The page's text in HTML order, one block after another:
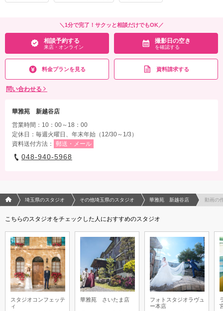
その他含むもの
撮影データ（トリミング・色味補正済み・5日以内に納品可能）・撮影場所までの移
動費用・ブーケ・撮影小物・髪飾り・美容同行・撮影アイテム（※持込OK）・肌
着・足袋等の衣裳小物
＼1分で完了！サクッと相談だけでもOK／
相談予約する
来店・オンライン
撮影日の空き
を確認する
料金プランを見る 資料請求する
問い合わせる
華雅苑 新越谷店
営業時間：10：00～18：00
定休日：毎週火曜日、年末年始（12/30～1/3）
資料送付方法：
郵送・メール
048-940-5968
フォトウエディング/結婚写真のPhotorait ホーム
埼玉県のスタジオ その他埼玉県のスタジオ 華雅苑 新越谷店 動画の
こちらのスタジオをチェックした人におすすめのスタジオ
スタジオコンフェッテ
ィ
華雅苑 さいたま店
フォトスタジオラヴュ
ー本店